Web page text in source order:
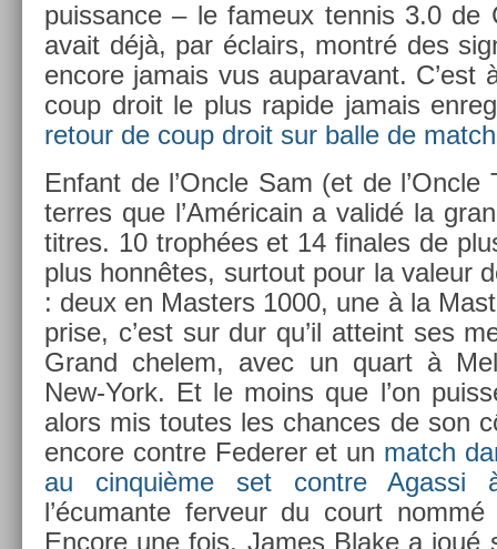
puis­sance – le fameux ten­nis 3.0 de
avait déjà, par éclairs, montré des
en­core jamais vus auparavant. C’est
coup droit le plus rapide jamais
re­tour de coup droit sur balle de
En­fant de l’Oncle Sam (et de l’Oncle
ter­res que l’Américain a validé la
tit­res. 10 trophées et 14 fin­ales de
plus honnêtes, sur­tout pour la valeur
: deux en Mast­ers 1000, une à la
pr­ise, c’est sur dur qu’il at­teint ses
Grand chelem, avec un quart à
New-York. Et le moins que l’on
alors mis toutes les chan­ces de son
en­core con­tre Feder­er et un match
au cin­quiè­me set con­tre Agas­si
l’écuman­te fer­veur du court nommé
En­core une fois, James Blake a joué